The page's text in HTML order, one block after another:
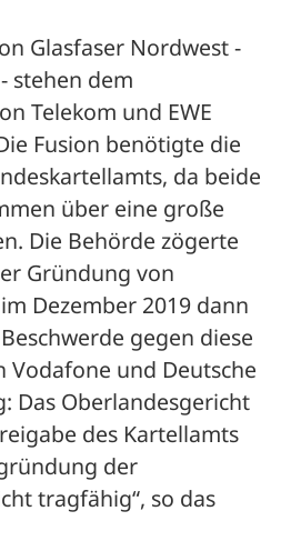
Glasfaser Nordwest -
stehen dem
Telekom und EWE
Fusion benötigte die
da beide
über eine große
Die Behörde zögerte
Gründung von
Dezember 2019 dann
gegen diese
Vodafone und Deutsche
Das Oberlandesgericht
des Kartellamts
der
tragfähig“, so das